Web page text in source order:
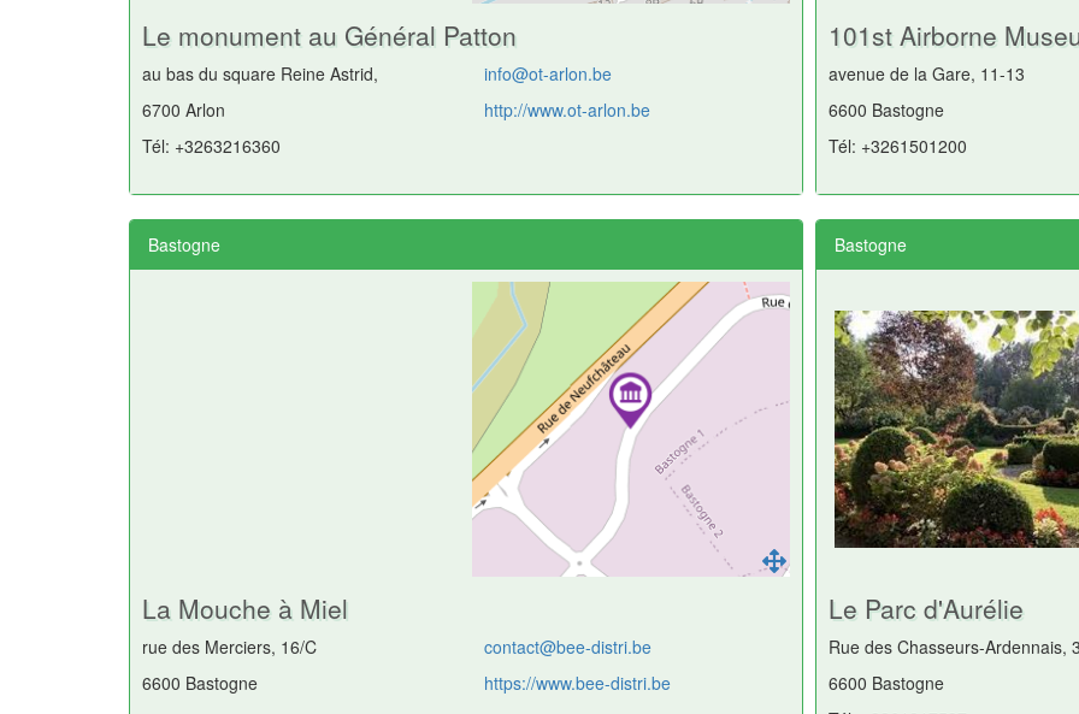
Le monument au Général Patton
au bas du square Reine Astrid,
6700 Arlon
Tél: +3263216360
info@ot-arlon.be
http://www.ot-arlon.be
101st Airborne
avenue de la Gare, 11-13
6600 Bastogne
Tél: +3261501200
Bastogne
La Mouche à Miel
rue des Merciers, 16/C
6600 Bastogne
contact@bee-distri.be
https://www.bee-distri.be
Bastogne
Le Parc d'Aurélie
Rue des Chasseurs-Ardennais,
6600 Bastogne